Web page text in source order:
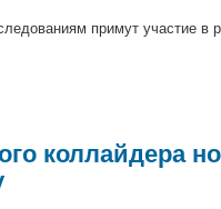
примут участие в
коллайдера